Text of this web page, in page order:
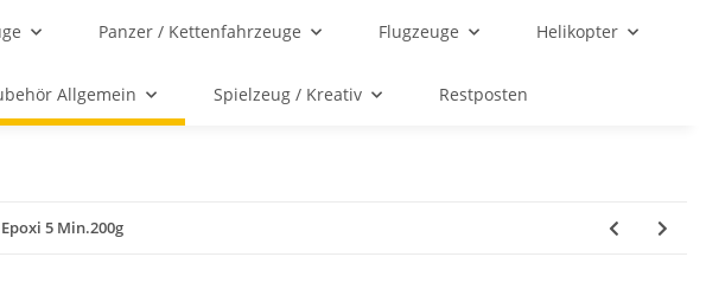
Panzer / Kettenfahrzeuge Flugzeuge Helikopter
Allgemein Spielzeug / Kreativ Restposten
Epoxi 5 Min.200g